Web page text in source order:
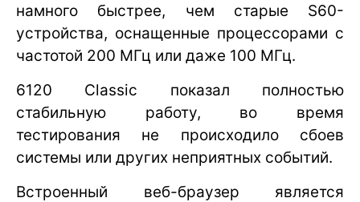
намного быстрее, чем старые S60-
устройства, оснащенные процессорами с
частотой 200 МГц или даже 100 МГц.
6120 Classic показал полностью
стабильную работу, во время
тестирования не происходило сбоев
системы или других неприятных событий.
Встроенный веб-браузер является